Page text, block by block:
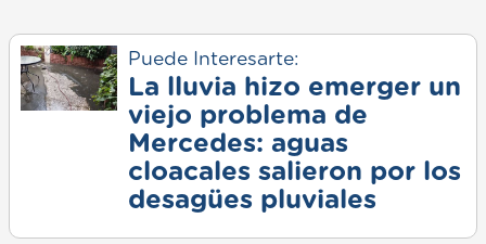
Puede Interesarte:
La lluvia hizo emerger un
viejo problema de
Mercedes: aguas
cloacales salieron por los
desagües pluviales